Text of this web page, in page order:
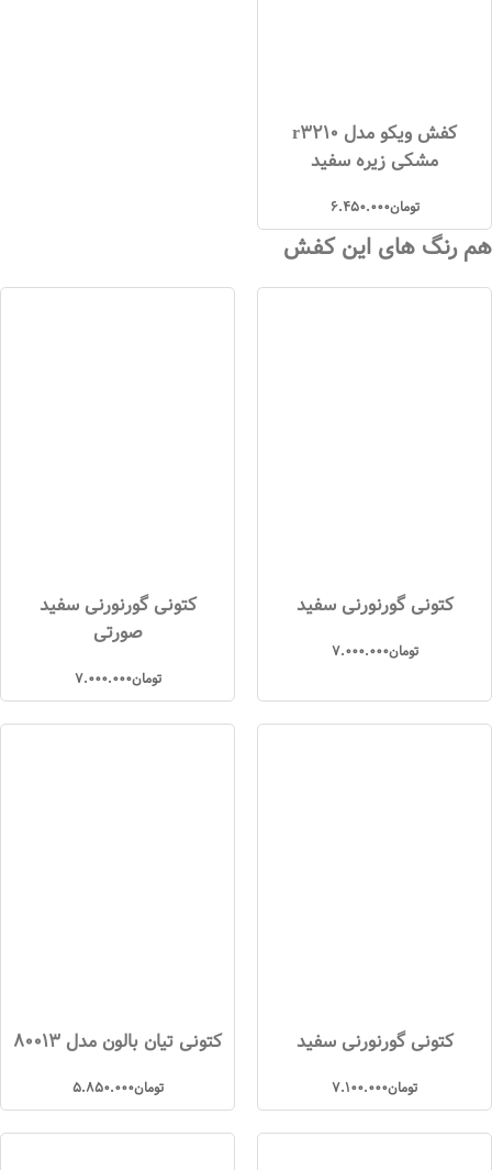
کفش ویکو مدل r3210
مشکی زیره سفید
تومان6.450.000
هم رنگ های این کفش
کتونی گورنورنی سفید
تومان7.000.000
کتونی گورنورنی سفید
صورتی
تومان7.000.000
کتونی گورنورنی سفید
تومان7.100.000
کتونی تیان بالون مدل 80013
تومان5.850.000